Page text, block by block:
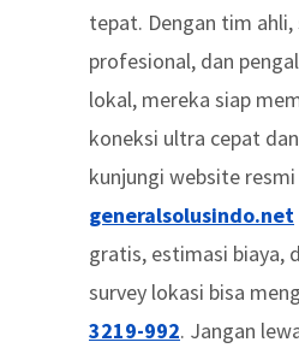
tepat. Dengan tim
profesional, dan
lokal, mereka siap
koneksi ultra cepat
kunjungi website
generalsolusindo.net
gratis, estimasi biaya,
survey lokasi bisa
3219-992. Jangan